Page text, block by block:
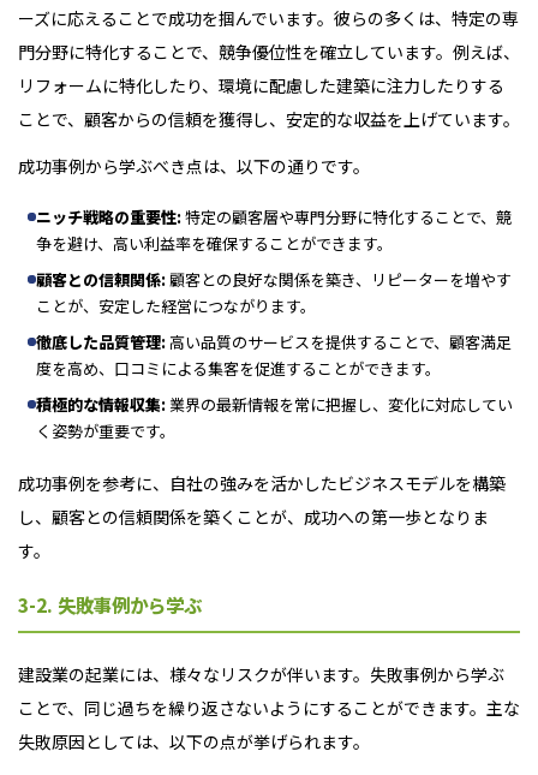
ーズに応えることで成功を掴んでいます。彼らの多くは、特定の専
門分野に特化することで、競争優位性を確立しています。例えば、
リフォームに特化したり、環境に配慮した建築に注力したりする
ことで、顧客からの信頼を獲得し、安定的な収益を上げています。
成功事例から学ぶべき点は、以下の通りです。
ニッチ戦略の重要性:特定の顧客層や専門分野に特化することで、競
争を避け、高い利益率を確保することができます。
顧客との信頼関係:顧客との良好な関係を築き、リピーターを増やす
ことが、安定した経営につながります。
徹底した品質管理: 高い品質のサービスを提供することで、顧客満足
度を高め、口コミによる集客を促進することができます。
積極的な情報収集: 業界の最新情報を常に把握し、変化に対応してい
く姿勢が重要です。
成功事例を参考に、自社の強みを活かしたビジネスモデルを構築
し、顧客との信頼関係を築くことが、成功への第一歩となりま
す。
3-2. 失敗事例から学ぶ
建設業の起業には、様々なリスクが伴います。失敗事例から学ぶ
ことで、同じ過ちを繰り返さないようにすることができます。主な
失敗原因としては、以下の点が挙げられます。